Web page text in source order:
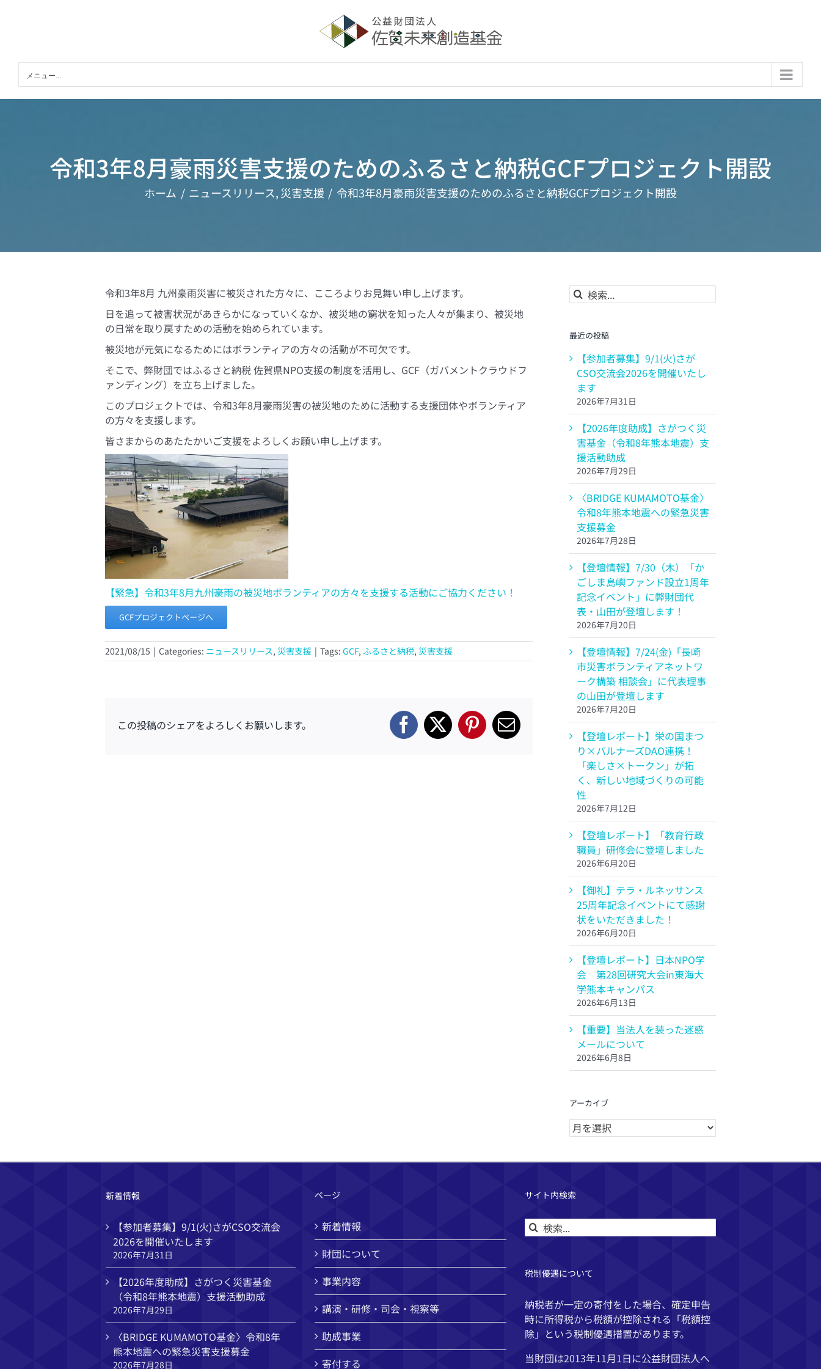
メニュー...
令和3年8月豪雨災害支援のためのふるさと納税GCFプロジェクト開設
ホーム ニュースリリース 災害支援 令和3年8月豪雨災害支援のためのふるさと納税GCFプロジェクト開設
令和3年8月 九州豪雨災害に被災された方々に、こころよりお見舞い申し上げます。
日を追って被害状況があきらかになっていくなか、被災地の窮状を知った人々が集まり、被災地
の日常を取り戻すための活動を始められています。
被災地が元気になるためにはボランティアの方々の活動が不可欠です。
そこで、弊財団ではふるさと納税 佐賀県NPO支援の制度を活用し、GCF（ガバメントクラウドフ
ァンディング）を立ち上げました。
このプロジェクトでは、令和3年8月豪雨災害の被災地のために活動する支援団体やボランティア
の方々を支援します。
皆さまからのあたたかいご支援をよろしくお願い申し上げます。
【緊急】令和3年8月九州豪雨の被災地ボランティアの方々を支援する活動にご協力ください！
GCFプロジェクトページへ
2021/08/15 | Categories: ニュースリリース, 災害支援 | Tags: GCF, ふるさと納税, 災害支援
この投稿のシェアをよろしくお願いします。 Facebook
X Pinterest
電
検
索
最近の投稿
【参加者募集】9/1(火)さが
CSO交流会2026を開催いたし
ます
2026年7月31日
【2026年度助成】さがつく災
害基金（令和8年熊本地震）支
援活動助成
2026年7月29日
〈BRIDGE KUMAMOTO基金〉
令和8年熊本地震への緊急災害
支援募金
2026年7月28日
【登壇情報】7/30（木）「か
ごしま島嶼ファンド設立1周年
記念イベント」に弊財団代
表・山田が登壇します！
2026年7月20日
【登壇情報】7/24(金)「長崎
市災害ボランティアネットワ
ーク構築 相談会」に代表理事
の山田が登壇します
2026年7月20日
【登壇レポート】栄の国まつ
り×バルナーズDAO連携！
「楽しさ×トークン」が拓
く、新しい地域づくりの可能
性
2026年7月12日
【登壇レポート】「教育行政
職員」研修会に登壇しました
2026年6月20日
【御礼】テラ・ルネッサンス
25周年記念イベントにて感謝
状をいただきました！
2026年6月20日
【登壇レポート】日本NPO学
会 第28回研究大会in東海大
学熊本キャンパス
2026年6月13日
【重要】当法人を装った迷惑
メールについて
2026年6月8日
アーカイブ
ア
ー
新着情報
【参加者募集】9/1(火)さがCSO交流会
2026を開催いたします
2026年7月31日
【2026年度助成】さがつく災害基金
（令和8年熊本地震）支援活動助成
2026年7月29日
〈BRIDGE KUMAMOTO基金〉令和8年
熊本地震への緊急災害支援募金
2026年7月28日
ページ
新着情報
財団について
事業内容
講演・研修・司会・視察等
助成事業
寄付する
サイト内検索
検
索
税制優遇について
納税者が一定の寄付をした場合、確定申告
時に所得税から税額が控除される「税額控
除」という税制優遇措置があります。
当財団は2013年11月1日に公益財団法人へ